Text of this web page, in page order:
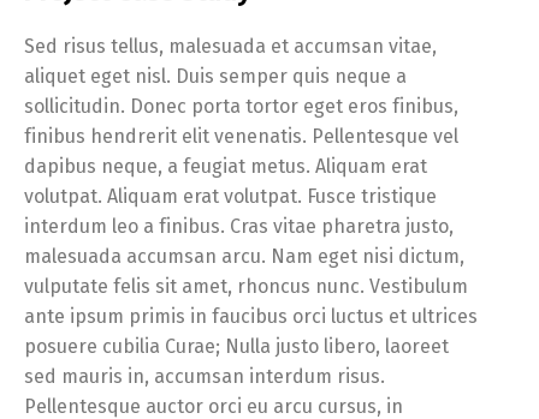
Sed risus tellus, malesuada et accumsan vitae,
aliquet eget nisl. Duis semper quis neque a
sollicitudin. Donec porta tortor eget eros finibus,
finibus hendrerit elit venenatis. Pellentesque vel
dapibus neque, a feugiat metus. Aliquam erat
volutpat. Aliquam erat volutpat. Fusce tristique
interdum leo a finibus. Cras vitae pharetra justo,
malesuada accumsan arcu. Nam eget nisi dictum,
vulputate felis sit amet, rhoncus nunc. Vestibulum
ante ipsum primis in faucibus orci luctus et ultrices
posuere cubilia Curae; Nulla justo libero, laoreet
sed mauris in, accumsan interdum risus.
Pellentesque auctor orci eu arcu cursus, in